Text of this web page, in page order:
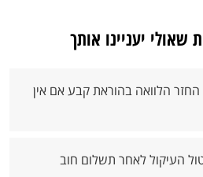
שאולי יעניינו אותך
הלוואה בהוראת קבע אם אין
העיקול לאחר תשלום חוב